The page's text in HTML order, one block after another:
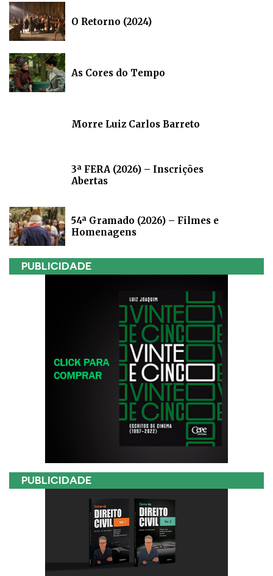
O Retorno (2024)
As Cores do Tempo
Morre Luiz Carlos Barreto
3ª FERA (2026) – Inscrições
Abertas
54ª Gramado (2026) – Filmes e
Homenagens
PUBLICIDADE
PUBLICIDADE